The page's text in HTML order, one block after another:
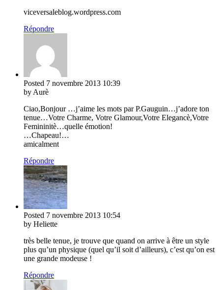
viceversaleblog.wordpress.com
Répondre
Posted 7 novembre 2013 10:39
by Aurè
Ciao,Bonjour …j’aime les mots par P.Gauguin…j’adore ton
tenue…Votre Charme, Votre Glamour,Votre Elegancè,Votre
Femininitè…quelle émotion!
…Chapeau!…
amicalment
Répondre
Posted 7 novembre 2013 10:54
by Heliette
très belle tenue, je trouve que quand on arrive à être un style
plus qu’un physique (quel qu’il soit d’ailleurs), c’est qu’on est
une grande modeuse !
Répondre